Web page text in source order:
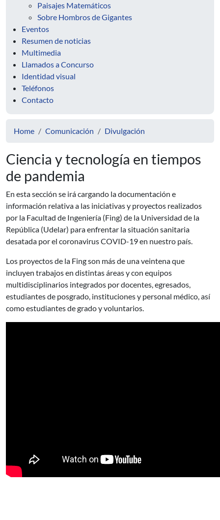
Paisajes Matemáticos
Sobre Hombros de Gigantes
Eventos
Resumen de noticias
Multimedia
Llamados a Concurso
Identidad visual
Teléfonos
Contacto
Home Comunicación Divulgación
Ciencia y tecnología en tiempos
de pandemia
En esta sección se irá cargando la documentación e
información relativa a las iniciativas y proyectos realizados
por la Facultad de Ingeniería (Fing) de la Universidad de la
República (Udelar) para enfrentar la situación sanitaria
desatada por el coronavirus COVID-19 en nuestro país.
Los proyectos de la Fing son más de una veintena que
incluyen trabajos en distintas áreas y con equipos
multidisciplinarios integrados por docentes, egresados,
estudiantes de posgrado, instituciones y personal médico, así
como estudiantes de grado y voluntarios.